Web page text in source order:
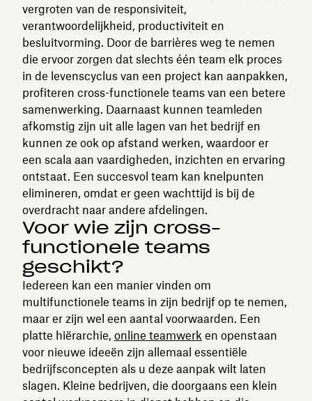
vergroten van de responsiviteit,
verantwoordelijkheid, productiviteit en
besluitvorming. Door de barrières weg te nemen
die ervoor zorgen dat slechts één team elk proces
in de levenscyclus van een project kan aanpakken,
profiteren cross-functionele teams van een betere
samenwerking. Daarnaast kunnen teamleden
afkomstig zijn uit alle lagen van het bedrijf en
kunnen ze ook op afstand werken, waardoor er
een scala aan vaardigheden, inzichten en ervaring
ontstaat. Een succesvol team kan knelpunten
elimineren, omdat er geen wachttijd is bij de
overdracht naar andere afdelingen.
Voor wie zijn cross-
functionele teams
geschikt?
Iedereen kan een manier vinden om
multifunctionele teams in zijn bedrijf op te nemen,
maar er zijn wel een aantal voorwaarden. Een
platte hiërarchie, online teamwerk en openstaan
voor nieuwe ideeën zijn allemaal essentiële
bedrijfsconcepten als u deze aanpak wilt laten
slagen. Kleine bedrijven, die doorgaans een klein